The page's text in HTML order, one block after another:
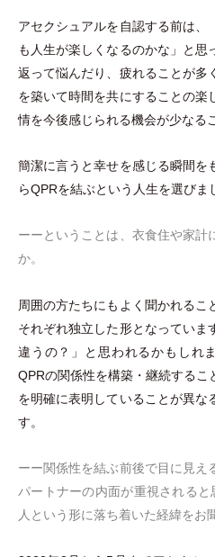
アセクシュアルを自認する前は、
も人生が楽しくなるのかな 」
と思
返って悩んだり、疲れることが多
を築いて時間を共にすることの楽
情を今後感じられる機会が少なる
簡潔に言うと幸せを感じる瞬間を
らQPRを結ぶという人生を選びま
ーーということは、衣食住や家計
か。
周囲の方たちにもよく聞かれるこ
それぞれ独立した形となっていま
違うの？ 」
と思われるかもしれ
QPRの関係性を構築 ・ 継続するこ
を明確に表明していることが異な
す。
ーー関係性を結ぶ前後で目に見え
パートナーの内面が重視される
人という形に落ち着いた経緯をお